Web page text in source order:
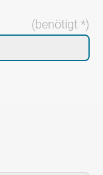
(benötigt *)